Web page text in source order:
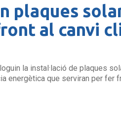
plaques
al canvi
la instal·lació de plaques
que serviran per fer